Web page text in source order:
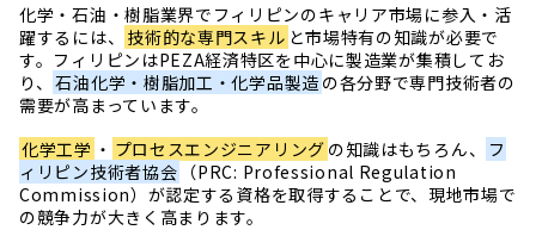
化学・石油・樹脂業界でフィリピンのキャリア市場に参入・活
躍するには、
技術的な専門スキル と市場特有の知識が必要で
す。フィリピンはPEZA経済特区を中心に製造業が集積してお
り、 石油化学・樹脂加工・化学品製造 の各分野で専門技術者の
需要が高まっています。
化学工学 ・ プロセスエンジニアリング の知識はもちろん、
フ
ィリピン技術者協会 （PRC: Professional Regulation
Commission）が認定する資格を取得することで、現地市場で
の競争力が大きく高まります。